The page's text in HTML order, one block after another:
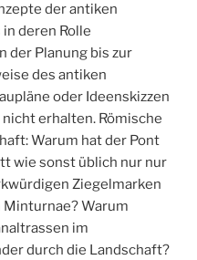
der antiken
deren Rolle
der Planung bis zur
des antiken
oder Ideenskizzen
erhalten. Römische
Warum hat der Pont
wie sonst üblich nur nur
Ziegelmarken
Warum
im
durch die Landschaft?